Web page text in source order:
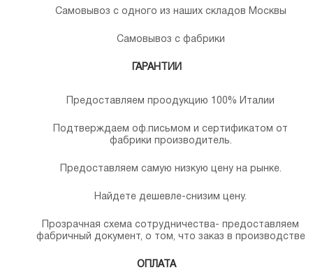
Самовывоз с одного из наших складов Москвы
Самовывоз с фабрики
ГАРАНТИИ
Предоставляем проодукцию 100% Италии
Подтверждаем оф.письмом и сертификатом от
фабрики производитель.
Предоставляем самую низкую цену на рынке.
Найдете дешевле-снизим цену.
Прозрачная схема сотрудничества- предоставляем
фабричный документ, о том, что заказ в производстве
ОПЛАТА